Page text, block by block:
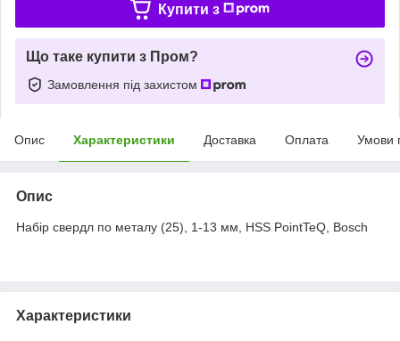
Купити з
Що таке купити з Пром?
Замовлення під захистом
Опис Характеристики Доставка Оплата Умови
Опис
Набір свердл по металу (25), 1-13 мм, HSS PointTeQ, Bosch
Характеристики